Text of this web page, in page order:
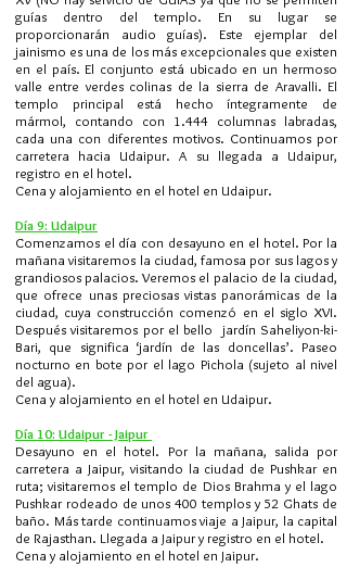
guías dentro del templo. En su lugar se
proporcionarán audio guías). Este ejemplar del
jainismo es una de los más excepcionales que existen
en el país. El conjunto está ubicado en un hermoso
valle entre verdes colinas de la sierra de Aravalli. El
templo principal está hecho íntegramente de
mármol, contando con 1.444 columnas labradas,
cada una con diferentes motivos. Continuamos por
carretera hacia Udaipur. A ​​su llegada a Udaipur,
registro en el hotel.
Cena y alojamiento en el hotel en Udaipur.
Día 9: Udaipur
Comenzamos el día con desayuno en el hotel. Por la
mañana visitaremos la ciudad, famosa por sus lagos y
grandiosos palacios. Veremos el palacio de la ciudad,
que ofrece unas preciosas vistas panorámicas de la
ciudad, cuya construcción comenzó en el siglo XVI.
Después visitaremos por el bello jardín Saheliyon-ki-
Bari, que significa ‘jardín de las doncellas’. Paseo
nocturno en bote por el lago Pichola (sujeto al nivel
del agua).
Cena y alojamiento en el hotel en Udaipur.​
Día 10: Udaipur - Jaipur
Desayuno en el hotel. Por la mañana, salida por
carretera a Jaipur, visitando la ciudad de Pushkar en
ruta; visitaremos el templo de Dios Brahma y el lago
Pushkar rodeado de unos 400 templos y 52 Ghats de
baño. Más tarde continuamos viaje a Jaipur, la capital
de Rajasthan. Llegada a Jaipur y registro en el hotel.
Cena y alojamiento en el hotel en Jaipur.